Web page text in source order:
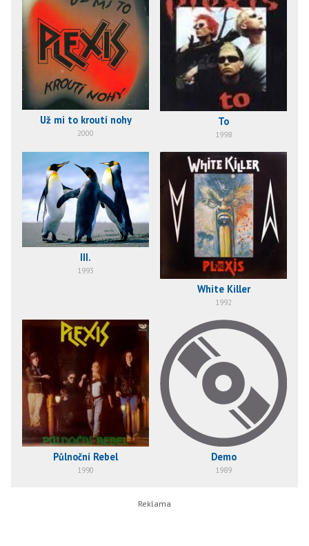
Už mi to kroutí nohy
2000
To
1998
III.
1993
White Killer
1992
Půlnoční Rebel
1990
Demo
1989